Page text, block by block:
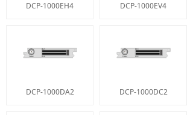
DCP-1000EH4 DCP-1000EV4
DCP-1000DA2 DCP-1000DC2